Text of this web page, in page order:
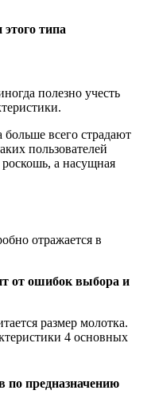
типа
полезно учесть
всего страдают
пользователей
а насущная
отражается в
от ошибок выбора и
размер молотка.
4 основных
по предназначению